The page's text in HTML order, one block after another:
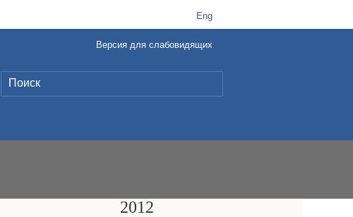
Eng
Версия для слабовидящих
2012